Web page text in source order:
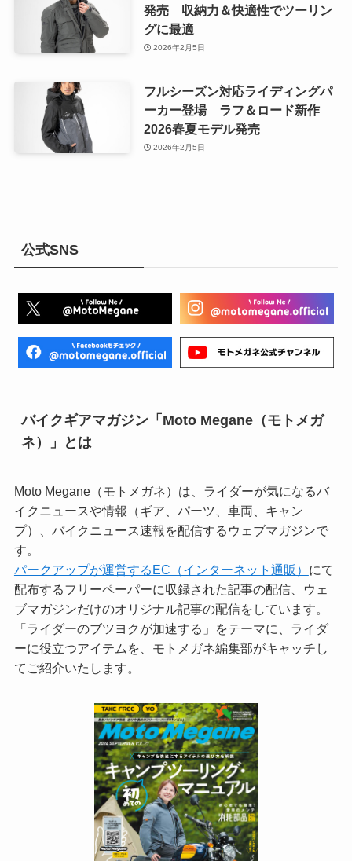
発売 収納力＆快適性でツーリン
グに最適
2026年2月5日
フルシーズン対応ライディングパ
ーカー登場 ラフ＆ロード新作
2026春夏モデル発売
2026年2月5日
公式SNS
バイクギアマガジン「Moto Megane（モトメガ
ネ）」とは
Moto Megane（モトメガネ）は、ライダーが気になるバ
イクニュースや情報（ギア、パーツ、車両、キャン
プ）、バイクニュース速報を配信するウェブマガジンで
す。
パークアップが運営するEC（インターネット通販） にて
配布するフリーペーパーに収録された記事の配信、ウェ
ブマガジンだけのオリジナル記事の配信をしています。
「ライダーのブツヨクが加速する」をテーマに、ライダ
ーに役立つアイテムを、モトメガネ編集部がキャッチし
てご紹介いたします。